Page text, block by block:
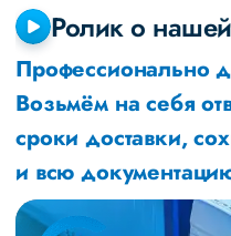
Ролик о
Профессионально
Возьмём на себя
сроки доставки,
и всю